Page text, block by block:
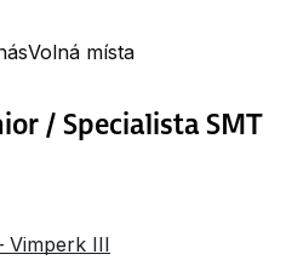
Volná místa
/ Specialista SMT
Vimperk III